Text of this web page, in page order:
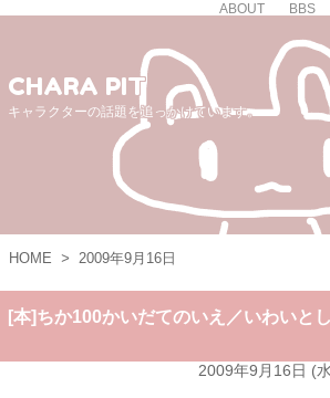
ABOUT BBS
CHARA PIT
キャラクターの話題を追っかけています。
HOME > 2009年9月16日
[本]ちか100かいだてのいえ／いわいと
2009年9月16日 (